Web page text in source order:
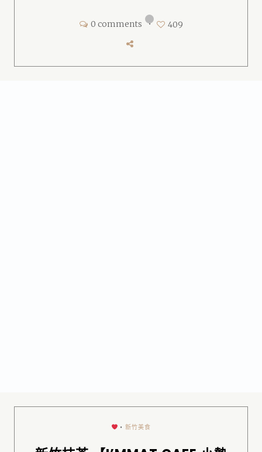
0 comments • 409
•新竹美食